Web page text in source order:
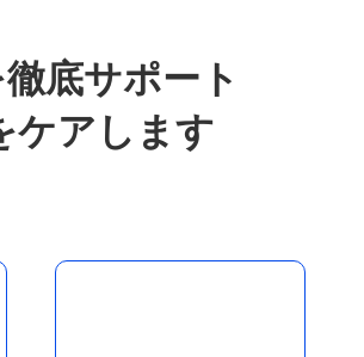
底サポート
ケアします